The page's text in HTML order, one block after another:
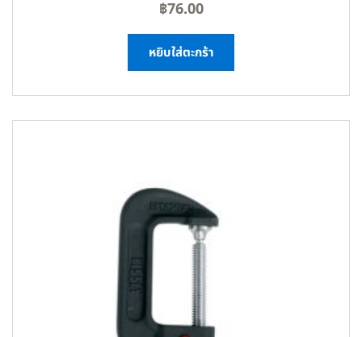
฿76.00
หยิบใส่ตะกร้า